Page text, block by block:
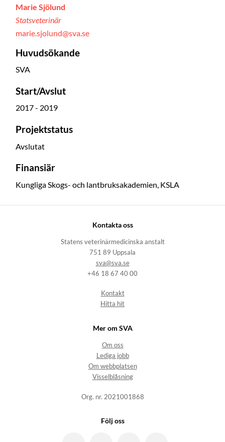
Marie Sjölund
Statsveterinär
marie.sjolund@sva.se
Huvudsökande
SVA
Start/Avslut
2017 - 2019
Projektstatus
Avslutat
Finansiär
Kungliga Skogs- och lantbruksakademien, KSLA
Kontakta oss
Statens veterinärmedicinska anstalt
751 89 Uppsala
sva@sva.se
+46 18 67 40 00
Kontakt
Hitta hit
Mer om SVA
Om oss
Lediga jobb
Om webbplatsen
Visselblåsning
Org. nr. 2021001868
Följ oss